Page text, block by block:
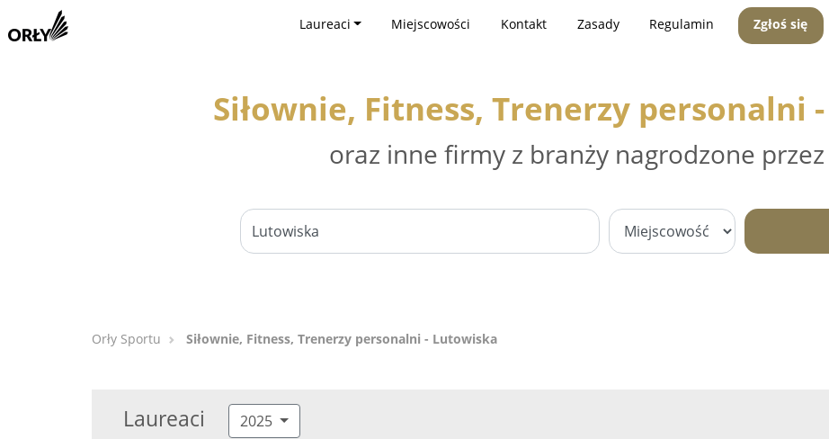
Laureaci Miejscowości Kontakt Zasady Regulamin Zgłoś się
Siłownie, Fitness, Trenerzy personalni
oraz inne firmy z branży nagrodzone przez
Orły Sportu Siłownie, Fitness, Trenerzy personalni - Lutowiska
Laureaci 2025